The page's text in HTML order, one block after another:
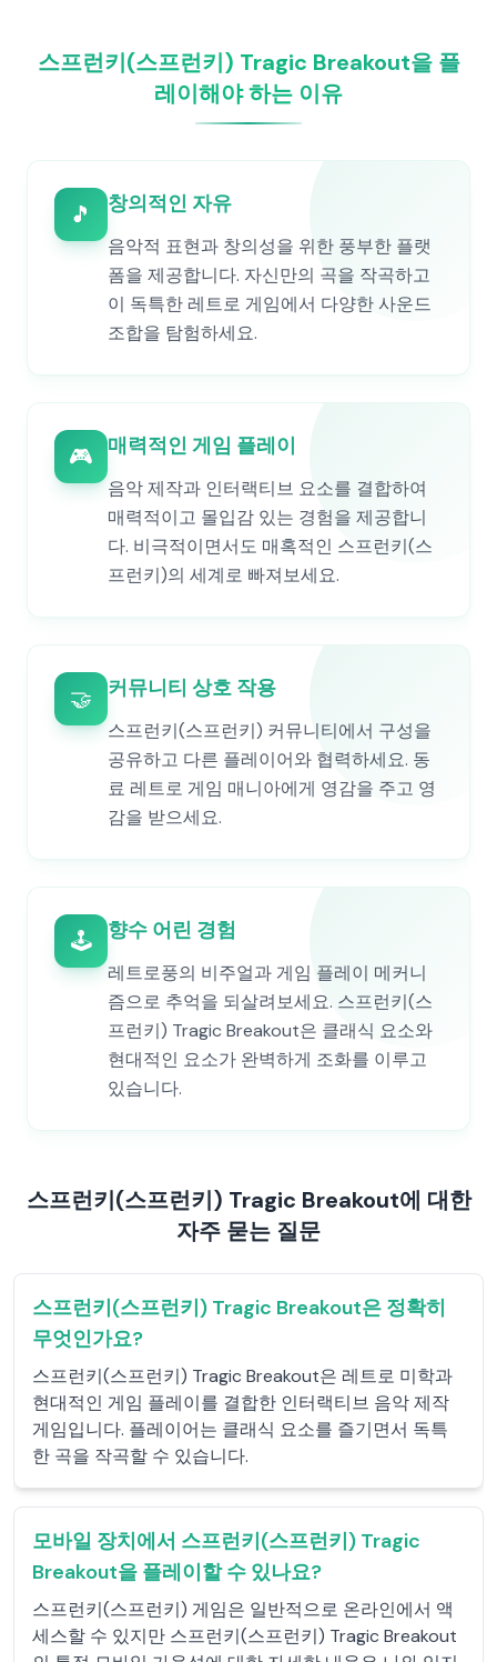
스프런키(스프런키) Tragic Breakout을 플
레이해야 하는 이유
🎵 창의적인 자유
음악적 표현과 창의성을 위한 풍부한 플랫
폼을 제공합니다. 자신만의 곡을 작곡하고
이 독특한 레트로 게임에서 다양한 사운드
조합을 탐험하세요.
🎮 매력적인 게임 플레이
음악 제작과 인터랙티브 요소를 결합하여
매력적이고 몰입감 있는 경험을 제공합니
다. 비극적이면서도 매혹적인 스프런키(스
프런키)의 세계로 빠져보세요.
🤝 커뮤니티 상호 작용
스프런키(스프런키) 커뮤니티에서 구성을
공유하고 다른 플레이어와 협력하세요. 동
료 레트로 게임 매니아에게 영감을 주고 영
감을 받으세요.
🕹️ 향수 어린 경험
레트로풍의 비주얼과 게임 플레이 메커니
즘으로 추억을 되살려보세요. 스프런키(스
프런키) Tragic Breakout은 클래식 요소와
현대적인 요소가 완벽하게 조화를 이루고
있습니다.
스프런키(스프런키) Tragic Breakout에 대한
자주 묻는 질문
스프런키(스프런키) Tragic Breakout은 정확히
무엇인가요?
스프런키(스프런키) Tragic Breakout은 레트로 미학과
현대적인 게임 플레이를 결합한 인터랙티브 음악 제작
게임입니다. 플레이어는 클래식 요소를 즐기면서 독특
한 곡을 작곡할 수 있습니다.
모바일 장치에서 스프런키(스프런키) Tragic
Breakout을 플레이할 수 있나요?
스프런키(스프런키) 게임은 일반적으로 온라인에서 액
세스할 수 있지만 스프런키(스프런키) Tragic Breakout